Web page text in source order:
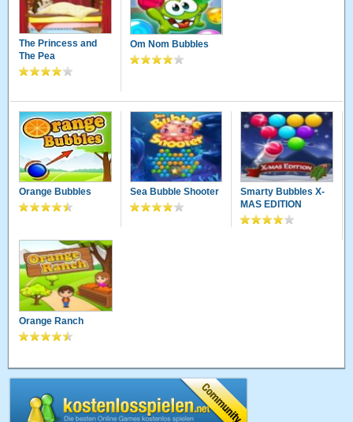
The Princess and
The Pea
Om Nom Bubbles
Orange Bubbles Sea Bubble Shooter
Smarty Bubbles X-
MAS EDITION
Orange Ranch